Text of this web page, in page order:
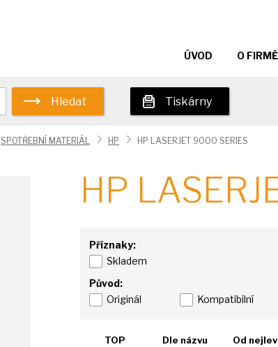
ÚVOD O FIRMĚ
Hledat Tiskárny
SPOTŘEBNÍ MATERIÁL HP HP LASERJET 9000 SERIES
HP
Příznaky:
Skladem
Původ:
Originál
Kompatibilní
TOP Dle názvu Od